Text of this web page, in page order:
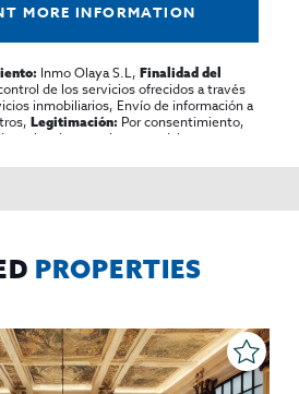
MORE INFORMATION
Inmo Olaya S.L,Finalidad del
de los servicios ofrecidos a través
inmobiliarios, Envío de información a
Legitimación: Por consentimiento,
los datos, salvo para elaborar
solicitar la portabilidad de los
PROPERTIES